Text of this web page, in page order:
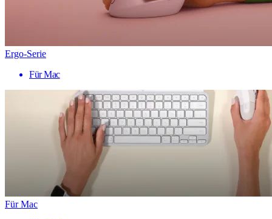
Ergo-Serie
Für Mac
Für Mac